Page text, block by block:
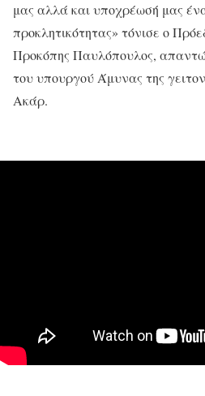
μας αλλά και υποχρέωσή μας
προκλητικότητας» τόνισε ο
Προκόπης Παυλόπουλος,
του υπουργού Άμυνας της
Ακάρ.